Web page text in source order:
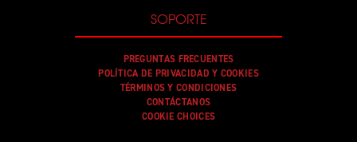
SOPORTE
PREGUNTAS FRECUENTES
POLÍTICA DE PRIVACIDAD Y COOKIES
TÉRMINOS Y CONDICIONES
CONTÁCTANOS
COOKIE CHOICES